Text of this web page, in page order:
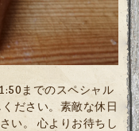
までのスペシャル
ださい。素敵な休日
い。 心よりお待ちし